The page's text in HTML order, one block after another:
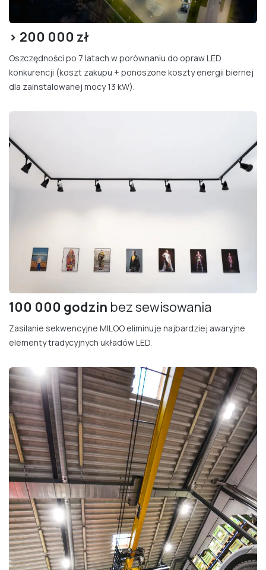
> 200 000 zł
Oszczędności po 7 latach w porównaniu do opraw LED
konkurencji (koszt zakupu + ponoszone koszty energii biernej
dla zainstalowanej mocy 13 kW).
100 000 godzin bez sewisowania
Zasilanie sekwencyjne MILOO eliminuje najbardziej awaryjne
elementy tradycyjnych układów LED.